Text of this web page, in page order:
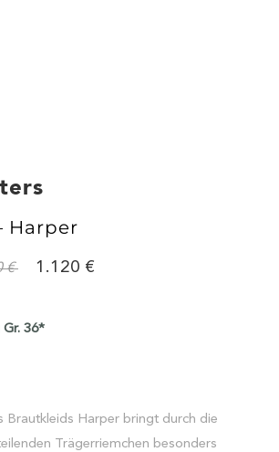
Harper
1.120
36*
Brautkleids Harper bringt durch die
Trägerriemchen besonders